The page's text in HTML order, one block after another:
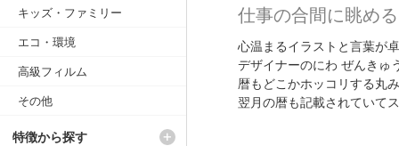
仕事の合間に眺め
心温まるイラストと言葉が
デザイナーのにわ ぜんきゅ
暦もどこかホッコリする丸
翌月の暦も記載されていて
キッズ・ファミリー
エコ・環境
高級フィルム
その他
特徴から探す